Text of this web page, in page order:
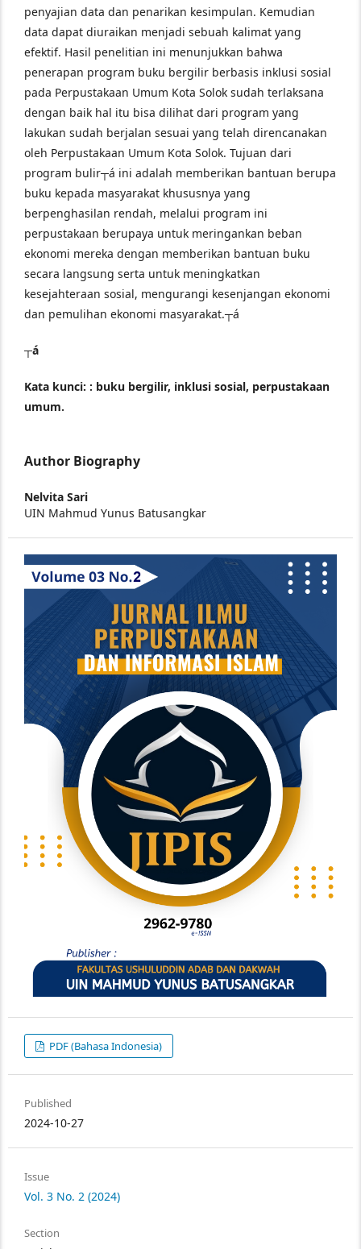
penyajian data dan penarikan kesimpulan. Kemudian
data dapat diuraikan menjadi sebuah kalimat yang
efektif. Hasil penelitian ini menunjukkan bahwa
penerapan program buku bergilir berbasis inklusi sosial
pada Perpustakaan Umum Kota Solok sudah terlaksana
dengan baik hal itu bisa dilihat dari program yang
lakukan sudah berjalan sesuai yang telah direncanakan
oleh Perpustakaan Umum Kota Solok. Tujuan dari
program bulir┬á ini adalah memberikan bantuan berupa
buku kepada masyarakat khususnya yang
berpenghasilan rendah, melalui program ini
perpustakaan berupaya untuk meringankan beban
ekonomi mereka dengan memberikan bantuan buku
secara langsung serta untuk meningkatkan
kesejahteraan sosial, mengurangi kesenjangan ekonomi
dan pemulihan ekonomi masyarakat.┬á
┬á
Kata kunci: : buku bergilir, inklusi sosial, perpustakaan
umum.
Author Biography
Nelvita Sari
UIN Mahmud Yunus Batusangkar
PDF (Bahasa Indonesia)
Published
2024-10-27
Issue
Vol. 3 No. 2 (2024)
Section